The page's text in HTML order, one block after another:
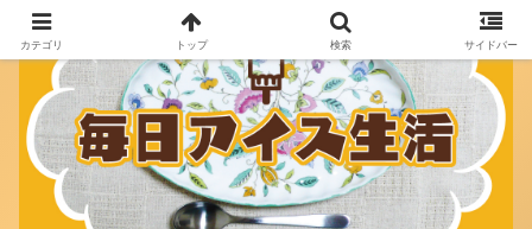
カテゴリ トップ 検索 サイドバー